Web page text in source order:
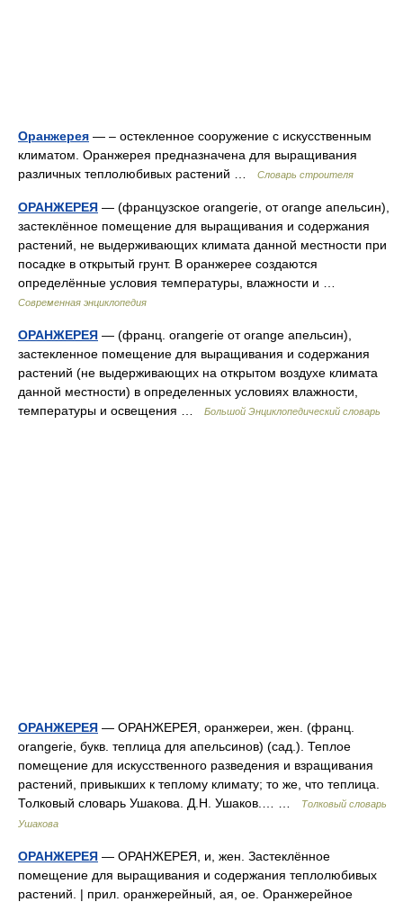
Оранжерея — – остекленное сооружение с искусственным
климатом. Оранжерея предназначена для выращивания
различных теплолюбивых растений …
Словарь строителя
ОРАНЖЕРЕЯ — (французское orangerie, от orange апельсин),
застеклённое помещение для выращивания и содержания
растений, не выдерживающих климата данной местности при
посадке в открытый грунт. В оранжерее создаются
определённые условия температуры, влажности и …
Современная энциклопедия
ОРАНЖЕРЕЯ — (франц. orangerie от orange апельсин),
застекленное помещение для выращивания и содержания
растений (не выдерживающих на открытом воздухе климата
данной местности) в определенных условиях влажности,
температуры и освещения …
Большой Энциклопедический словарь
ОРАНЖЕРЕЯ — ОРАНЖЕРЕЯ, оранжереи, жен. (франц.
orangerie, букв. теплица для апельсинов) (сад.). Теплое
помещение для искусственного разведения и взращивания
растений, привыкших к теплому климату; то же, что теплица.
Толковый словарь Ушакова. Д.Н. Ушаков.… …
Толковый словарь
Ушакова
ОРАНЖЕРЕЯ — ОРАНЖЕРЕЯ, и, жен. Застеклённое
помещение для выращивания и содержания теплолюбивых
растений. | прил. оранжерейный, ая, ое. Оранжерейное